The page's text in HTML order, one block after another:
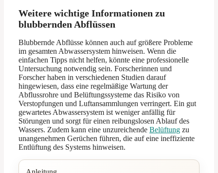
Weitere wichtige Informationen zu
blubbernden Abflüssen
Blubbernde Abflüsse können auch auf größere Probleme
im gesamten Abwassersystem hinweisen. Wenn die
einfachen Tipps nicht helfen, könnte eine professionelle
Untersuchung notwendig sein. Forscherinnen und
Forscher haben in verschiedenen Studien darauf
hingewiesen, dass eine regelmäßige Wartung der
Abflussrohre und Belüftungssysteme das Risiko von
Verstopfungen und Luftansammlungen verringert. Ein gut
gewartetes Abwassersystem ist weniger anfällig für
Störungen und sorgt für einen reibungslosen Ablauf des
Wassers. Zudem kann eine unzureichende Belüftung zu
unangenehmen Gerüchen führen, die auf eine ineffiziente
Entlüftung des Systems hinweisen.